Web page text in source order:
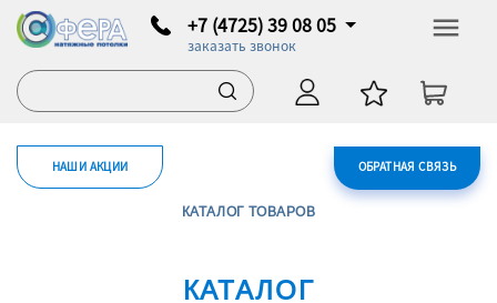
+7 (4725) 39 08 05
заказать звонок
ОБРАТНАЯ СВЯЗЬ
НАШИ АКЦИИ
КАТАЛОГ ТОВАРОВ
КАТАЛОГ